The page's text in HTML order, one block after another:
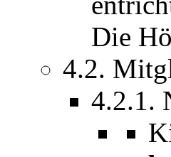
Die
4.2.
4.2.1.